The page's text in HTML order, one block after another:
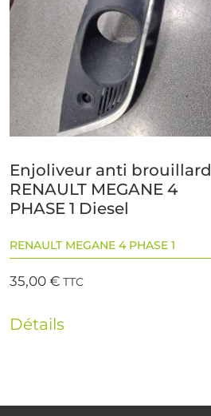
Enjoliveur anti brouillard
RENAULT MEGANE 4
PHASE 1 Diesel
RENAULT MEGANE 4 PHASE 1
35,00€ TTC
Détails